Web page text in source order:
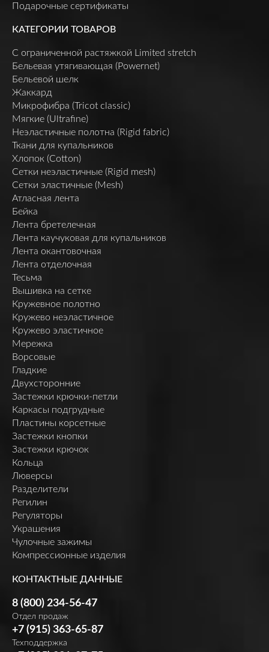
Подарочные сертификаты
КАТЕГОРИИ ТОВАРОВ
C ограниченной растяжкой Limited stretch
Бельевая утягивающая (Powernet)
Бельевой шелк
Жаккард
Микрофибра (Tricot classic)
Мягкие (Ultrafine)
Неэластичные полотна (Rigid fabric)
Ткани для купальников
Хлопок (Cotton)
Сетки неэластичные (Rigid mesh)
Сетки эластичные (Mesh)
Атласная лента
Бейка
Лента бретелечная
Лента каучуковая для купальников
Лента окантовочная
Лента отделочная
Тесьма
Вышивка на сетке
Кружевное полотно
Кружево неэластичное
Кружево эластичное
Мережка
Ворсовые
Гладкие
Двухсторонние
Застежки крючки-петли
Каркасы подгрудные
Пластины корсетные
Застежки кнопки
Застежки крючок
Кольца
Люверсы
Разделители
Регилин
Регуляторы
Украшения
Чулочные зажимы
Компрессионные изделия
КОНТАКТНЫЕ ДАННЫЕ
8 (800) 234-56-47
Отдел продаж
+7 (915) 363-65-87
Техподдержка